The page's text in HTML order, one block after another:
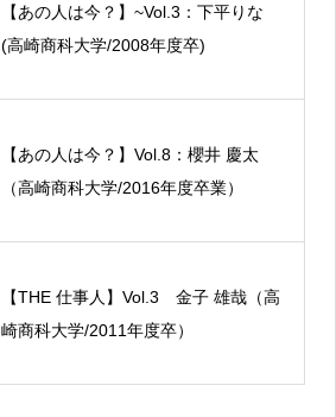
【あの人は今？】~Vol.3：下平りな
(高崎商科大学/2008年度卒)
【あの人は今？】Vol.8：櫻井 慶太
（高崎商科大学/2016年度卒業）
【THE 仕事人】Vol.3 金子 雄哉（高
崎商科大学/2011年度卒）